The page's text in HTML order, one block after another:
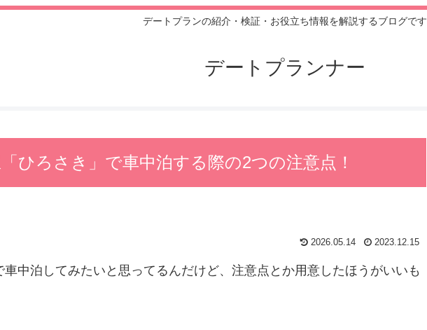
デートプランの紹介・検証・お役立ち情報を解説するブログです
デートプランナー
「ひろさき」で車中泊する際の2つの注意点！
2026.05.14 2023.12.15
車中泊してみたいと思ってるんだけど、注意点とか用意したほうがいいも